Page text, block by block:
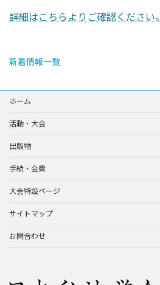
詳細はこちらよりご確認ください。
新着情報一覧
ホーム
活動・大会
出版物
手続・会費
大会特設ページ
サイトマップ
お問合わせ